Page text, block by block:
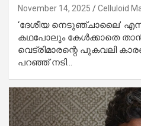
November 14, 2025 Celluloid
‘ദേശീയ നെടുഞ്ചാലൈ’
കഥപോലും കേൾക്കാതെ
വെട്രിമാരന്റെ പുകവലി
പറഞ്ഞ് നടി…